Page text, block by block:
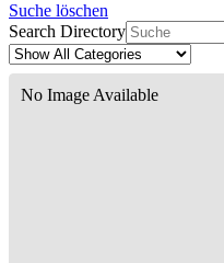
Suche löschen
Search Directory
No Image Available